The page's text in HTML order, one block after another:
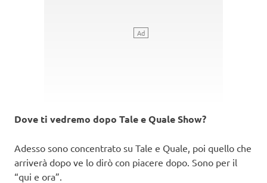
Dove ti vedremo dopo Tale e Quale Show?
Adesso sono concentrato su Tale e Quale, poi quello che
arriverà dopo ve lo dirò con piacere dopo. Sono per il
“qui e ora”.